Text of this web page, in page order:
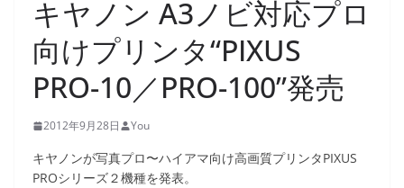
キヤノン A3ノビ対応プロ
向けプリンタ“PIXUS
PRO-10／PRO-100”発売
2012年9月28日 You
キヤノンが写真プロ〜ハイアマ向け高画質プリンタPIXUS
PROシリーズ２機種を発表。